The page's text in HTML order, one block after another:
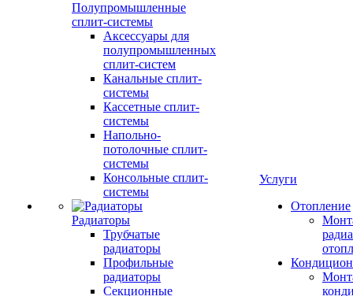
Полупромышленные
сплит-системы
Аксессуары для
полупромышленных
сплит-систем
Канальные сплит-
системы
Кассетные сплит-
системы
Напольно-
потолочные сплит-
системы
Консольные сплит-
системы
Радиаторы
Трубчатые
радиаторы
Профильные
радиаторы
Секционные
Услуги
Отопление